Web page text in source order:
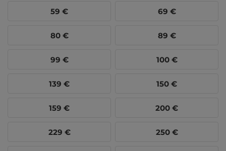
59 € 69 €
80 € 89 €
99 € 100 €
139 € 150 €
159 € 200 €
229 € 250 €